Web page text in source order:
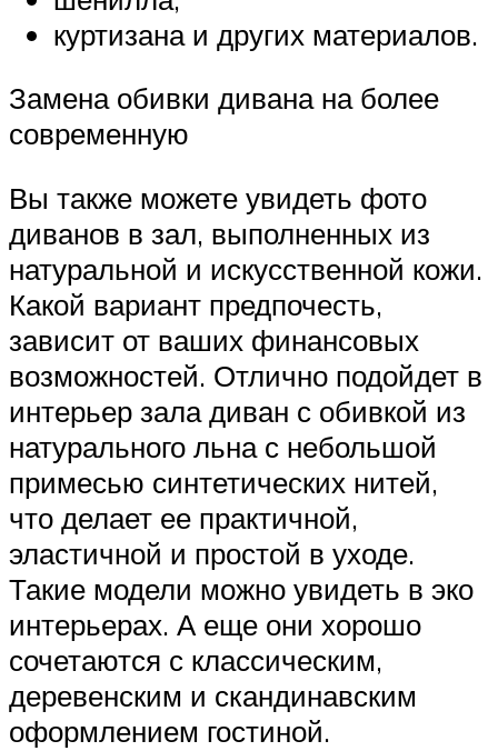
куртизана и других материалов.
Замена обивки дивана на более
современную
Вы также можете увидеть фото
диванов в зал, выполненных из
натуральной и искусственной кожи.
Какой вариант предпочесть,
зависит от ваших финансовых
возможностей. Отлично подойдет в
интерьер зала диван с обивкой из
натурального льна с небольшой
примесью синтетических нитей,
что делает ее практичной,
эластичной и простой в уходе.
Такие модели можно увидеть в эко
интерьерах. А еще они хорошо
сочетаются с классическим,
деревенским и скандинавским
оформлением гостиной.